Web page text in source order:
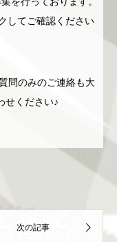
してご確認ください
問のみのご連絡も大
せください♪